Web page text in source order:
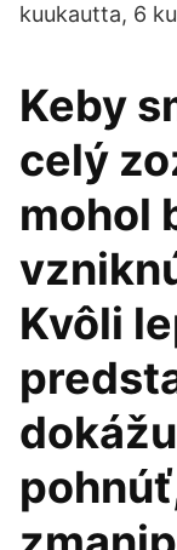
kuukautta, 6
Keby
celý
mohol
Kvôli